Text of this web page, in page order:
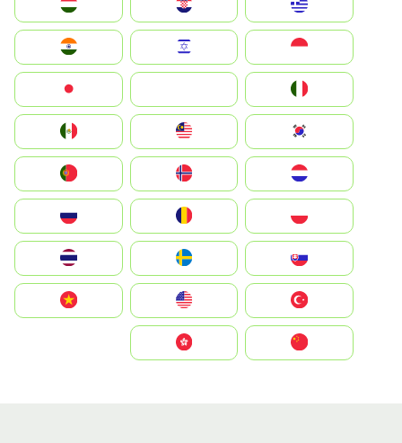
Hrvatska
Magyarország
Indonesia
South Korea
Nederland
Portugal
România
Slovensko
United States
Vietnam